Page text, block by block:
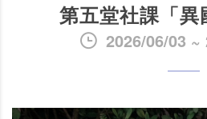
第五堂社課「異
2026/06/03 ~